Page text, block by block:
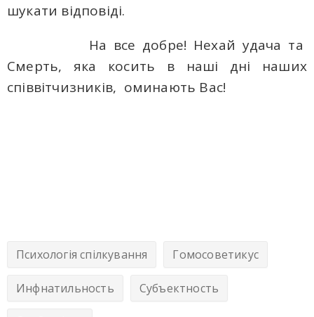
шукати відповіді.
На все добре! Нехай удача та
Смерть, яка косить в наші дні наших
співвітчизників, оминають Вас!
Психологія спілкування Гомосоветикус
Инфнатильность Субъектность